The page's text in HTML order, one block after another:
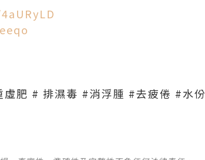
肥 # 排濕毒 #消浮腫 #去疲倦 #水份